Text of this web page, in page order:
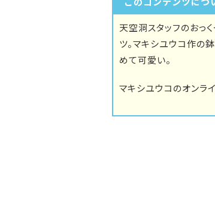
このコンテンツにつ
天空洞スタッフのおっ
ツ。マキシユウコ作の
めて可愛い。
マキシユウコのオンラ